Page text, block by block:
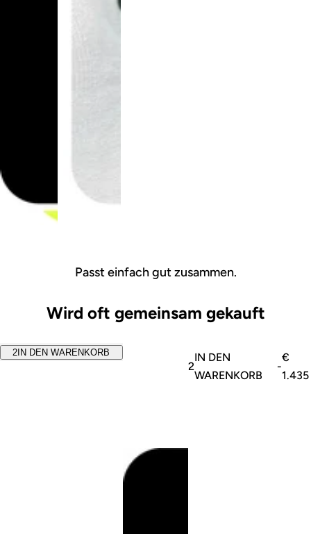
Passt einfach gut zusammen.
Wird oft gemeinsam gekauft
2 IN DEN WARENKORB
2
IN DEN
WARENKORB
-
€
1.435